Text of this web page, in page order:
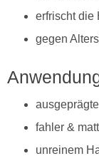
fahler &
unreinem
erfrischt die
gegen